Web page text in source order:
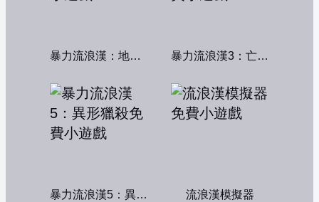
暴力流浪漢：地下秩序 暴力流浪漢3：亡命之徒
暴力流浪漢5：異形獵殺 流浪漢模擬器